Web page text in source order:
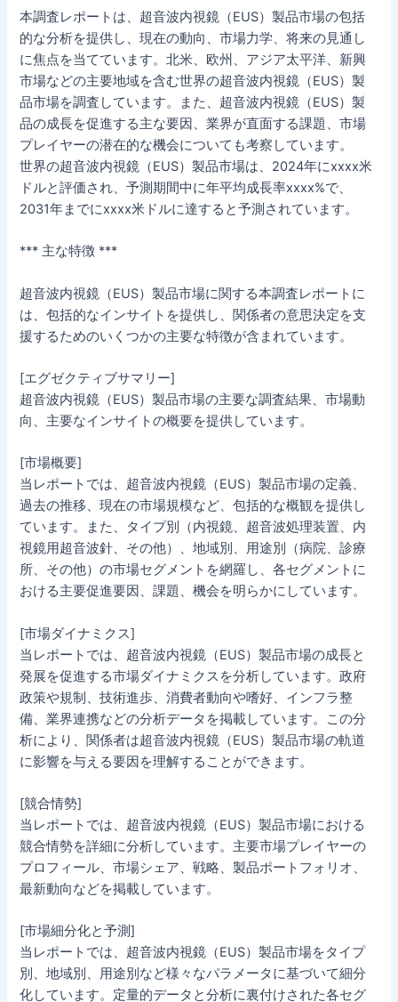
本調査レポートは、超音波内視鏡（EUS）製品市場の包括
的な分析を提供し、現在の動向、市場力学、将来の見通し
に焦点を当てています。北米、欧州、アジア太平洋、新興
市場などの主要地域を含む世界の超音波内視鏡（EUS）製
品市場を調査しています。また、超音波内視鏡（EUS）製
品の成長を促進する主な要因、業界が直面する課題、市場
プレイヤーの潜在的な機会についても考察しています。
世界の超音波内視鏡（EUS）製品市場は、2024年にxxxx米
ドルと評価され、予測期間中に年平均成長率xxxx%で、
2031年までにxxxx米ドルに達すると予測されています。
*** 主な特徴 ***
超音波内視鏡（EUS）製品市場に関する本調査レポートに
は、包括的なインサイトを提供し、関係者の意思決定を支
援するためのいくつかの主要な特徴が含まれています。
[エグゼクティブサマリー]
超音波内視鏡（EUS）製品市場の主要な調査結果、市場動
向、主要なインサイトの概要を提供しています。
[市場概要]
当レポートでは、超音波内視鏡（EUS）製品市場の定義、
過去の推移、現在の市場規模など、包括的な概観を提供し
ています。また、タイプ別（内視鏡、超音波処理装置、内
視鏡用超音波針、その他）、地域別、用途別（病院、診療
所、その他）の市場セグメントを網羅し、各セグメントに
おける主要促進要因、課題、機会を明らかにしています。
[市場ダイナミクス]
当レポートでは、超音波内視鏡（EUS）製品市場の成長と
発展を促進する市場ダイナミクスを分析しています。政府
政策や規制、技術進歩、消費者動向や嗜好、インフラ整
備、業界連携などの分析データを掲載しています。この分
析により、関係者は超音波内視鏡（EUS）製品市場の軌道
に影響を与える要因を理解することができます。
[競合情勢]
当レポートでは、超音波内視鏡（EUS）製品市場における
競合情勢を詳細に分析しています。主要市場プレイヤーの
プロフィール、市場シェア、戦略、製品ポートフォリオ、
最新動向などを掲載しています。
[市場細分化と予測]
当レポートでは、超音波内視鏡（EUS）製品市場をタイプ
別、地域別、用途別など様々なパラメータに基づいて細分
化しています。定量的データと分析に裏付けされた各セグ